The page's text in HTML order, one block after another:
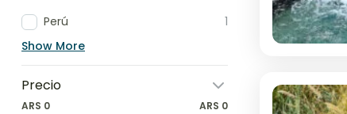
Perú
1
Show More
Precio
ARS 0 ARS 0